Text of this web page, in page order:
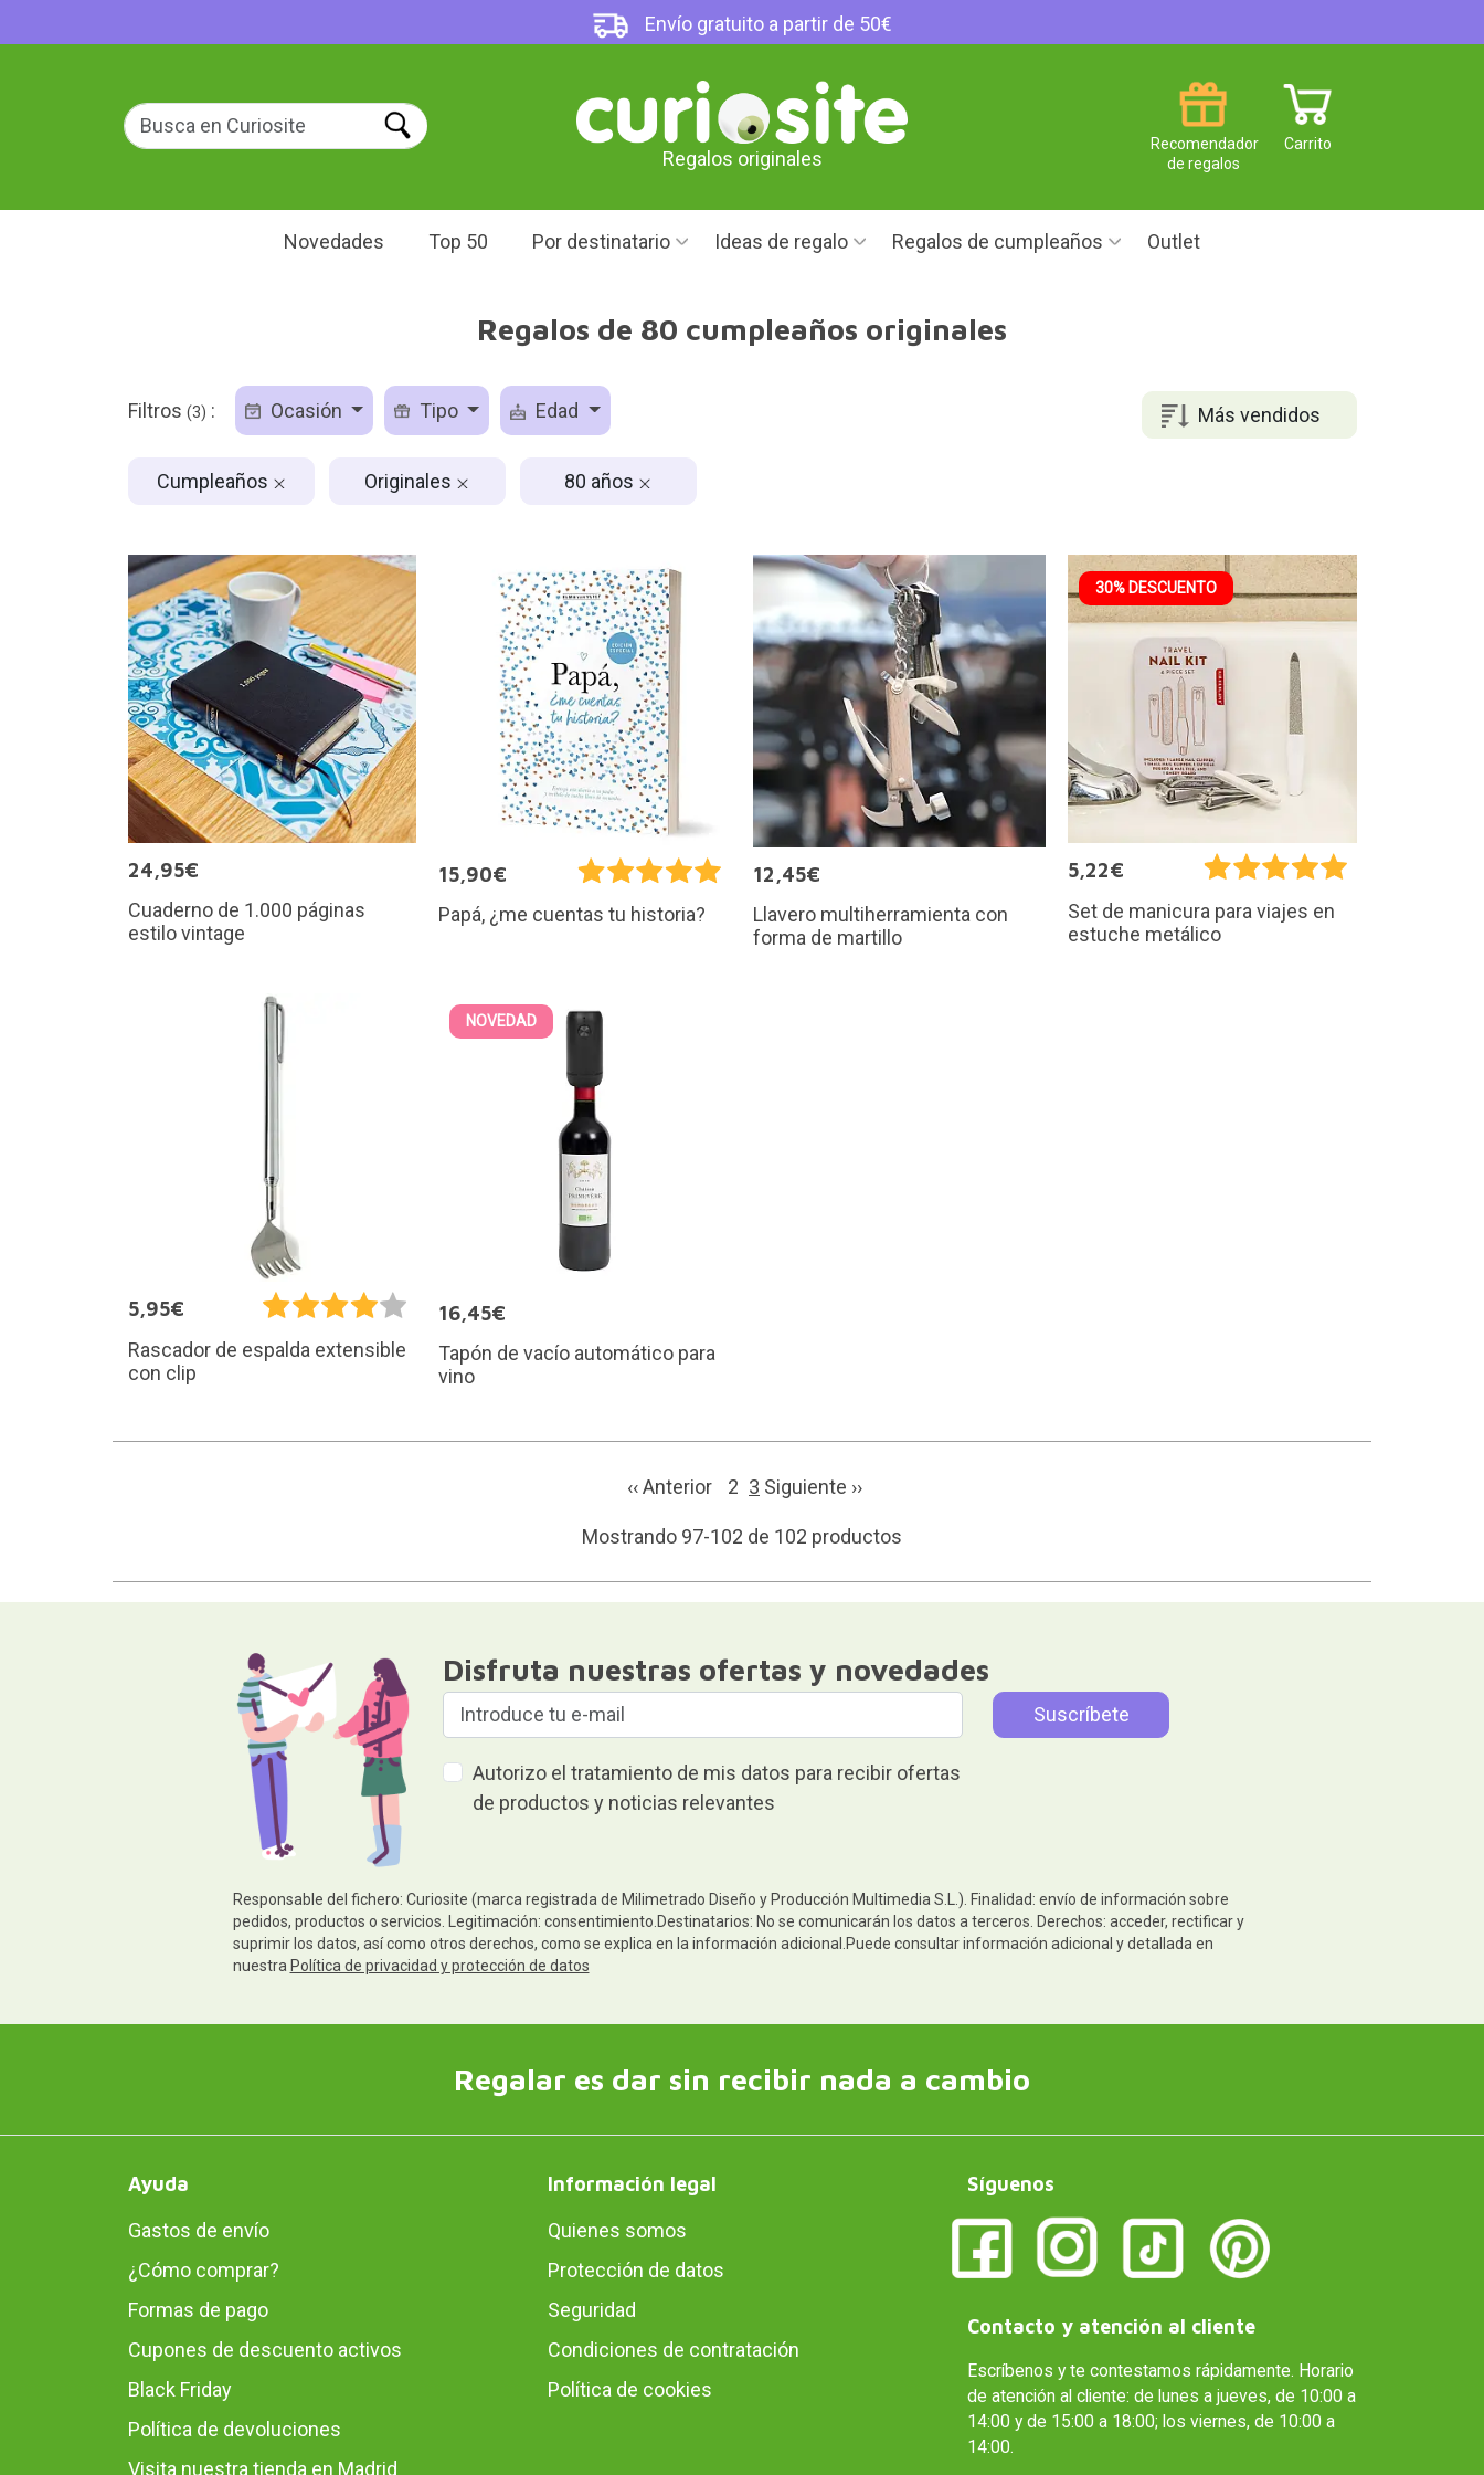
Envío gratuito a partir de 50€
Regalos originales
Carrito
Recomendador
de regalos
Novedades Top 50 Por destinatario Ideas de regalo Regalos de cumpleaños Outlet
Regalos de 80 cumpleaños originales
Más vendidos
Filtros (3) : Ocasión Tipo Edad
Cumpleaños Originales 80 años
24,95€
Cuaderno de 1.000 páginas
estilo vintage
15,90€
Papá, ¿me cuentas tu historia?
12,45€
Llavero multiherramienta con
forma de martillo
30% DESCUENTO
5,22€
Set de manicura para viajes en
estuche metálico
5,95€
Rascador de espalda extensible
con clip
NOVEDAD
16,45€
Tapón de vacío automático para
vino
‹‹ Anterior 2 3 Siguiente ››
Mostrando 97-102 de 102 productos
Disfruta nuestras ofertas y novedades
Autorizo el tratamiento de mis datos para recibir ofertas
de productos y noticias relevantes
Responsable del fichero: Curiosite (marca registrada de Milimetrado Diseño y Producción Multimedia S.L.). Finalidad: envío de información sobre
pedidos, productos o servicios. Legitimación: consentimiento.Destinatarios: No se comunicarán los datos a terceros. Derechos: acceder, rectificar y
suprimir los datos, así como otros derechos, como se explica en la información adicional.Puede consultar información adicional y detallada en
nuestra Política de privacidad y protección de datos
Regalar es dar sin recibir nada a cambio
Ayuda
Gastos de envío
¿Cómo comprar?
Formas de pago
Cupones de descuento activos
Black Friday
Política de devoluciones
Visita nuestra tienda en Madrid
Información legal
Quienes somos
Protección de datos
Seguridad
Condiciones de contratación
Política de cookies
Síguenos
Contacto y atención al cliente
Escríbenos y te contestamos rápidamente. Horario
de atención al cliente: de lunes a jueves, de 10:00 a
14:00 y de 15:00 a 18:00; los viernes, de 10:00 a
14:00.